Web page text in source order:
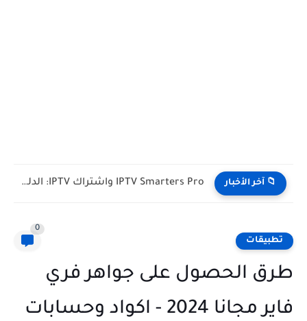
📁 آخر الأخبار IPTV Smarters Pro واشتراك IPTV: الدليل الشامل لفصل المشغل عن...
تطبيقات
0
طرق الحصول على جواهر فري
فاير مجانا 2024 - اكواد وحسابات